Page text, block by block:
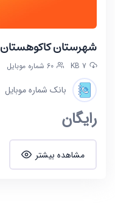
شهرستان کاکوهستان
7 KB 60 شماره موبایل
بانک شماره موبایل
رایگان
مشاهده بیشتر